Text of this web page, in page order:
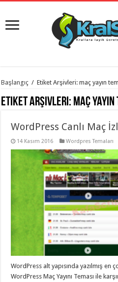
istanbul
evden
eve
organizasyon,
evden
taşımacılık,
gaziantep
evden
taşımacılık
gaziantep
evden
gaziantep
evden
Başlangıç / Etiket Arşivleri: maç yayın
Etiket Arşivleri: maç
WordPress Canlı Maç
14 Kasım 2016 Wordpres Temaları
WordPress alt yapısında yazılmış en
WordPress Maç Yayını Teması ile